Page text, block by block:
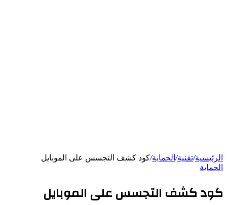
الرئيسية/تقنية/ الحماية/كود كشف التجسس على الموبايل
الحماية
كود كشف التجسس على الموبايل